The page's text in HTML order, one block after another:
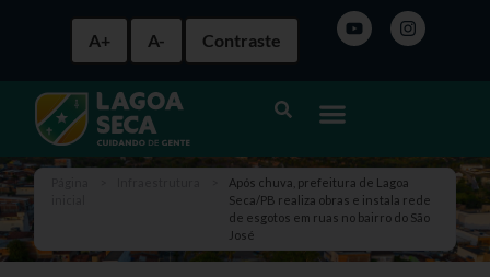
A+ A- Contraste
Após chuva, prefeitura de Lagoa
Seca/PB realiza obras e instala rede
de esgotos em ruas no bairro do São
José